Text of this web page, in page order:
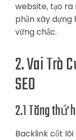
website, tạo ra
phần xây dựng
vững chắc.
2. Vai Trò
SEO
2.1 Tăng thứ
Backlink cốt